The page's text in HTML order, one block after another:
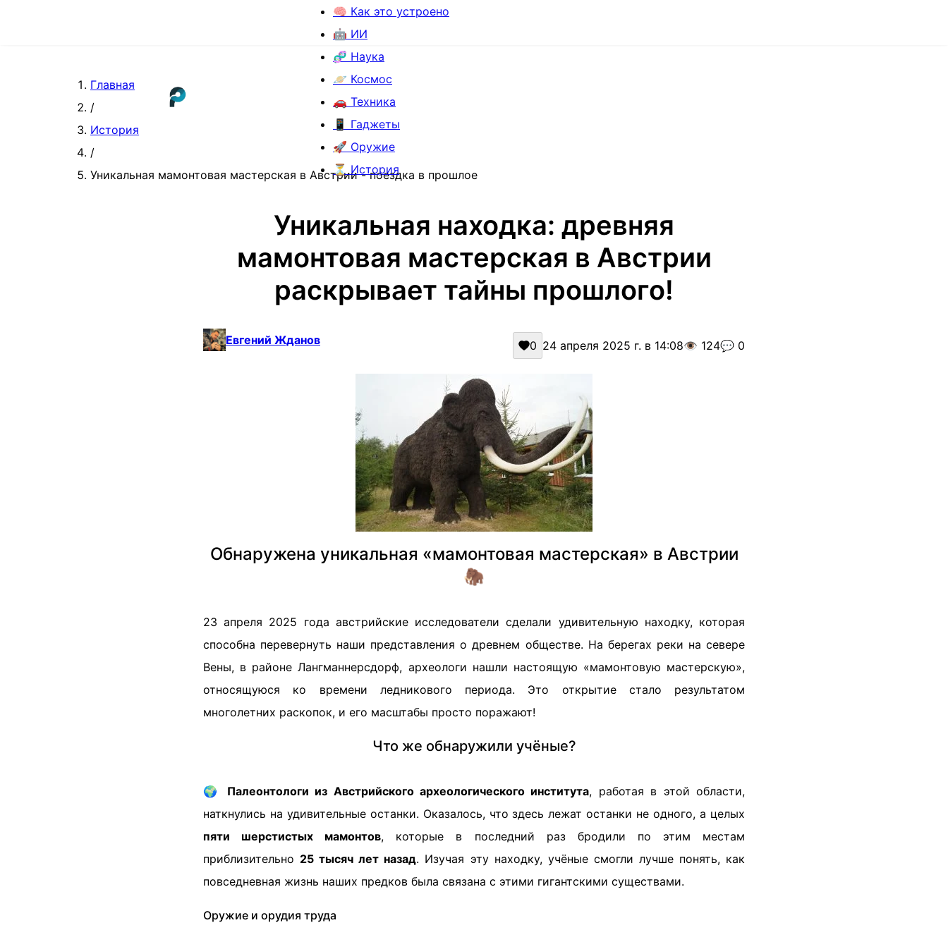
🧠 Как это устроено
🤖 ИИ
🧬 Наука
🪐 Космос
🚗 Техника
📱 Гаджеты
🚀 Оружие
⏳ История
Главная
/
История
/
Уникальная мамонтовая мастерская в Австрии - поездка в прошлое
Уникальная находка: древняя
мамонтовая мастерская в Австрии
раскрывает тайны прошлого!
Евгений Жданов 0 24 апреля 2025 г. в 14:08👁️ 124💬 0
Обнаружена уникальная «мамонтовая мастерская» в Австрии
🦣
23 апреля 2025 года австрийские исследователи сделали удивительную находку, которая
способна перевернуть наши представления о древнем обществе. На берегах реки на севере
Вены, в районе Лангманнерсдорф, археологи нашли настоящую «мамонтовую мастерскую»,
относящуюся ко времени ледникового периода. Это открытие стало результатом
многолетних раскопок, и его масштабы просто поражают!
Что же обнаружили учёные?
🌍 Палеонтологи из Австрийского археологического института, работая в этой области,
наткнулись на удивительные останки. Оказалось, что здесь лежат останки не одного, а целых
пяти шерстистых мамонтов, которые в последний раз бродили по этим местам
приблизительно 25 тысяч лет назад. Изучая эту находку, учёные смогли лучше понять, как
повседневная жизнь наших предков была связана с этими гигантскими существами.
Оружие и орудия труда